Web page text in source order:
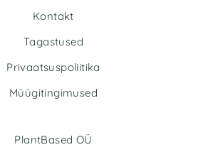
Kontakt
Tagastused
Privaatsuspoliitika
Müügitingimused
PlantBased OÜ